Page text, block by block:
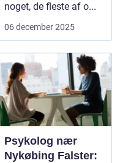
noget, de fleste af o...
06 december 2025
Psykolog nær
Nykøbing Falster: